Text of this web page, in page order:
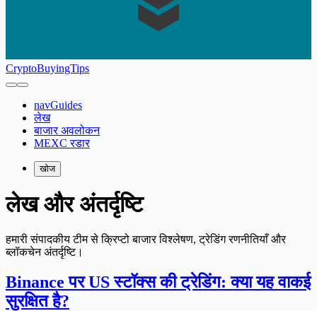
CryptoBuyingTips
navGuides
लेख
बाजार अवलोकन
MEXC रडार
खोज
लेख और अंतर्दृष्टि
हमारी संपादकीय टीम से क्रिप्टो बाजार विश्लेषण, ट्रेडिंग रणनीतियाँ और
ब्लॉकचेन अंतर्दृष्टि।
Binance पर US स्टॉक्स की ट्रेडिंग: क्या यह वाकई
सुरक्षित है?